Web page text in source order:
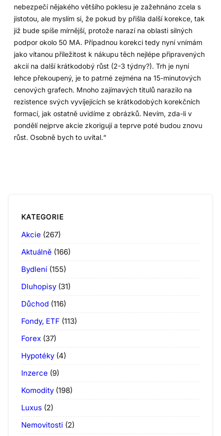
nebezpečí nějakého většího poklesu je zažehnáno zcela s
jistotou, ale myslím si, že pokud by přišla další korekce, tak
již bude spíše mírnější, protože narazí na oblasti silných
podpor okolo 50 MA. Případnou korekci tedy nyní vnímám
jako vítanou příležitost k nákupu těch nejlépe připravených
akcií na další krátkodobý růst (2-3 týdny?). Trh je nyní
lehce překoupený, je to patrné zejména na 15-minutových
cenových grafech. Mnoho zajímavých titulů narazilo na
rezistence svých vyvíjejících se krátkodobých korekčních
formací, jak ostatně uvidíme z obrázků. Nevím, zda-li v
pondělí nejprve akcie zkorigují a teprve poté budou znovu
růst. Osobně bych to uvítal.“
KATEGORIE
Akcie (267)
Aktuálně (166)
Bydlení (155)
Dluhopisy (31)
Důchod (116)
Fondy, ETF (113)
Forex (37)
Hypotéky (4)
Inzerce (9)
Komodity (198)
Luxus (2)
Nemovitosti (2)